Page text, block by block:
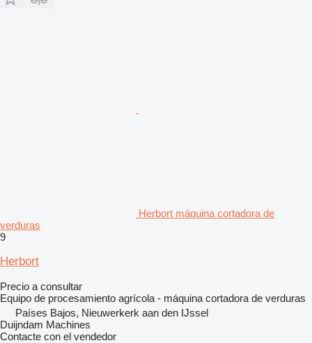
Herbort máquina cortadora de
verduras
9
Herbort
Precio a consultar
Equipo de procesamiento agrícola - máquina cortadora de verduras
Países Bajos, Nieuwerkerk aan den IJssel
Duijndam Machines
Contacte con el vendedor